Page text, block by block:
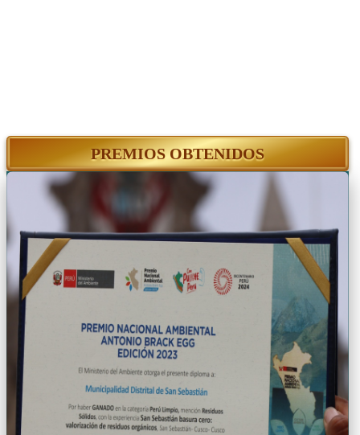
PREMIOS OBTENIDOS